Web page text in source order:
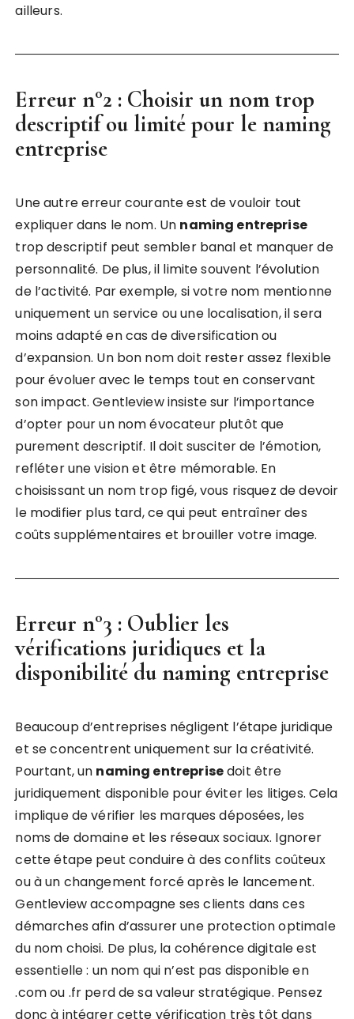
ailleurs.
Erreur n°2 : Choisir un nom trop
descriptif ou limité pour le naming
entreprise
Une autre erreur courante est de vouloir tout
expliquer dans le nom. Un naming entreprise
trop descriptif peut sembler banal et manquer de
personnalité. De plus, il limite souvent l’évolution
de l’activité. Par exemple, si votre nom mentionne
uniquement un service ou une localisation, il sera
moins adapté en cas de diversification ou
d’expansion. Un bon nom doit rester assez flexible
pour évoluer avec le temps tout en conservant
son impact. Gentleview insiste sur l’importance
d’opter pour un nom évocateur plutôt que
purement descriptif. Il doit susciter de l’émotion,
refléter une vision et être mémorable. En
choisissant un nom trop figé, vous risquez de devoir
le modifier plus tard, ce qui peut entraîner des
coûts supplémentaires et brouiller votre image.
Erreur n°3 : Oublier les
vérifications juridiques et la
disponibilité du naming entreprise
Beaucoup d’entreprises négligent l’étape juridique
et se concentrent uniquement sur la créativité.
Pourtant, un naming entreprisedoit être
juridiquement disponible pour éviter les litiges. Cela
implique de vérifier les marques déposées, les
noms de domaine et les réseaux sociaux. Ignorer
cette étape peut conduire à des conflits coûteux
ou à un changement forcé après le lancement.
Gentleview accompagne ses clients dans ces
démarches afin d’assurer une protection optimale
du nom choisi. De plus, la cohérence digitale est
essentielle : un nom qui n’est pas disponible en
.com ou .fr perd de sa valeur stratégique. Pensez
donc à intégrer cette vérification très tôt dans